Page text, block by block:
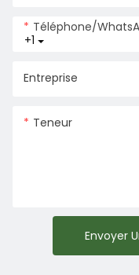
+1
Téléphone/
Entreprise
Teneur
Envoyer